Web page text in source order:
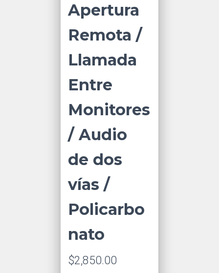
Apertura
Remota /
Llamada
Entre
Monitores
/ Audio
de dos
vías /
Policarbo
nato
$2,850.00